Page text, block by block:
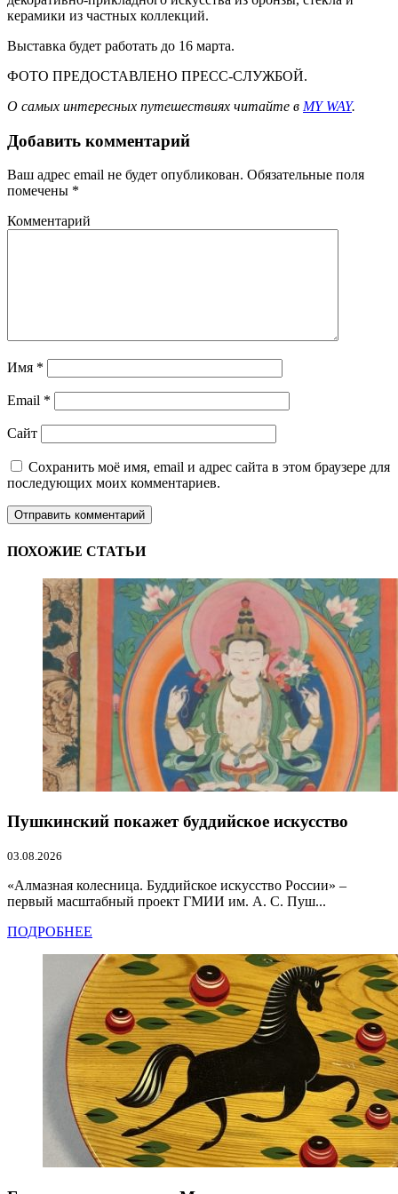
керамики из частных коллекций.
Выставка будет работать до 16 марта.
ФОТО ПРЕДОСТАВЛЕНО ПРЕСС-СЛУЖБОЙ.
О самых интересных путешествиях читайте в MY WAY.
Добавить комментарий
Ваш адрес email не будет опубликован. Обязательные поля
помечены *
Комментарий
Имя *
Email *
Сайт
Сохранить моё имя, email и адрес сайта в этом браузере для
последующих моих комментариев.
ПОХОЖИЕ СТАТЬИ
Пушкинский покажет буддийское искусство
03.08.2026
«Алмазная колесница. Буддийское искусство России» –
первый масштабный проект ГМИИ им. А. С. Пуш...
ПОДРОБНЕЕ